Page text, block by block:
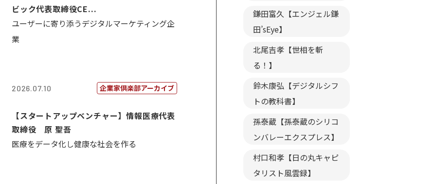
ビック代表取締役CE...
ユーザーに寄り添うデジタルマーケティング企
業
2026.07.10 企業家倶楽部アーカイブ
【スタートアップベンチャー】情報医療代表
取締役 原 聖吾
医療をデータ化し健康な社会を作る
鎌田富久【エンジェル鎌
田’sEye】
北尾吉孝【世相を斬
る！】
鈴木康弘【デジタルシフ
トの教科書】
孫泰蔵【孫泰蔵のシリコ
ンバレーエクスプレス】
村口和孝【日の丸キャピ
タリスト風雲録】